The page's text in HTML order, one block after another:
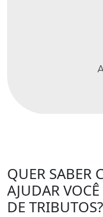
QUER SABER
AJUDAR
DE TRIBUTOS?